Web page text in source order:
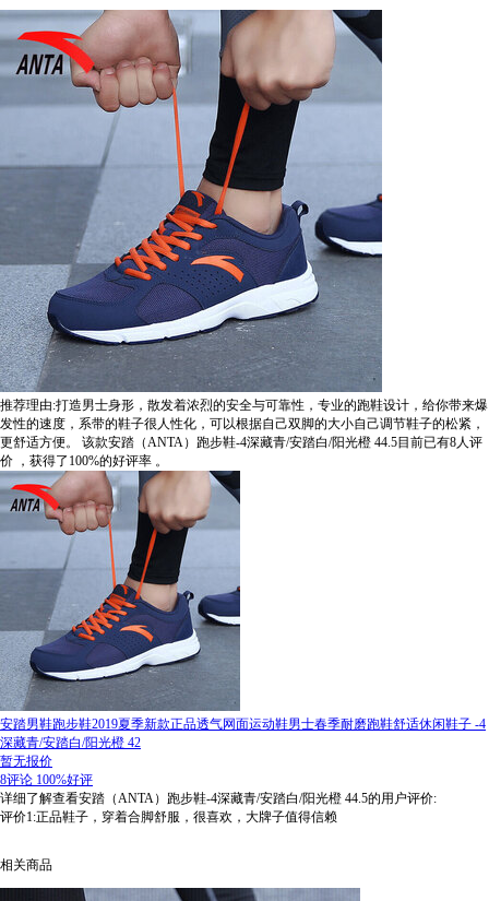
推荐理由:打造男士身形，散发着浓烈的安全与可靠性，专业的跑鞋设计，给你带来爆
发性的速度，系带的鞋子很人性化，可以根据自己双脚的大小自己调节鞋子的松紧，
更舒适方便。
该款安踏（ANTA）跑步鞋-4深藏青/安踏白/阳光橙 44.5目前已有8人评
价 ，获得了100%的好评率 。
安踏男鞋跑步鞋2019夏季新款正品透气网面运动鞋男士春季耐磨跑鞋舒适休闲鞋子 -4
深藏青/安踏白/阳光橙 42
暂无报价
8评论 100%好评
详细了解查看安踏（ANTA）跑步鞋-4深藏青/安踏白/阳光橙 44.5的用户评价:
评价1:正品鞋子，穿着合脚舒服，很喜欢，大牌子值得信赖
相关商品